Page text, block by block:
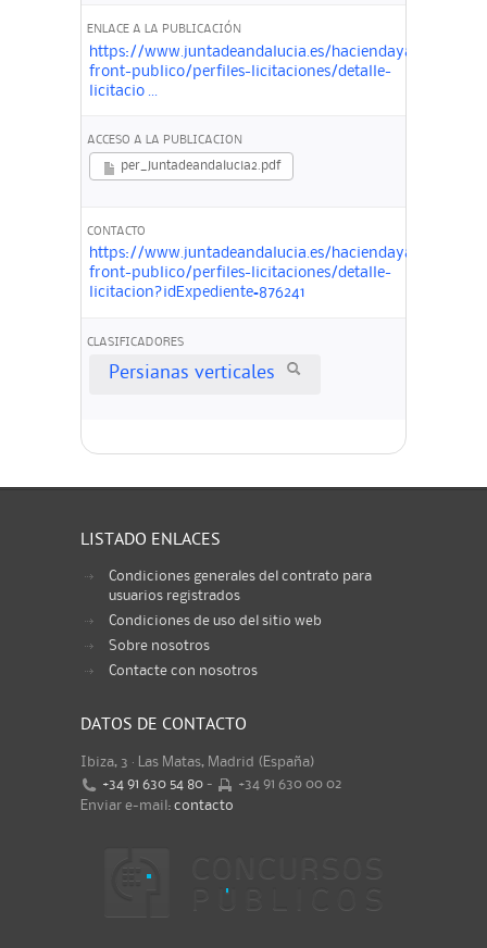
ENLACE A LA PUBLICACIÓN
https://www.juntadeandalucia.es/
front-publico/perfiles-licitaciones/detalle-
licitacio ...
ACCESO A LA PUBLICACION
per_juntadeandalucia2.pdf
CONTACTO
https://www.juntadeandalucia.es/
front-publico/perfiles-licitaciones/detalle-
licitacion?idExpediente=876241
CLASIFICADORES
Persianas verticales
LISTADO ENLACES
Condiciones generales del contrato para
usuarios registrados
Condiciones de uso del sitio web
Sobre nosotros
Contacte con nosotros
DATOS DE CONTACTO
Ibiza, 3 · Las Matas, Madrid (España)
+34 91 630 54 80 -
+34 91 630 00 02
Enviar e-mail: contacto